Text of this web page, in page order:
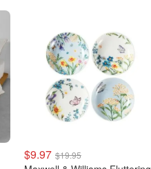
$9.97 $19.95